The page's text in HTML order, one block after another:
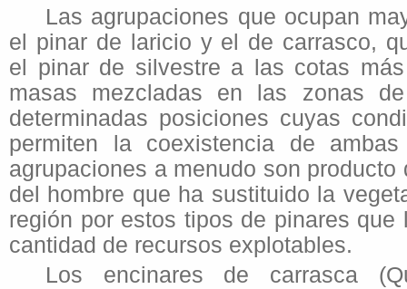
Las agrupaciones que ocupan
el pinar de laricio y el de carrasco,
el pinar de silvestre a las cotas
masas mezcladas en las zonas
determinadas posiciones cuyas
permiten la coexistencia de
agrupaciones a menudo son producto
del hombre que ha sustituido la
región por estos tipos de pinares que
cantidad de recursos explotables.
Los encinares de carrasca